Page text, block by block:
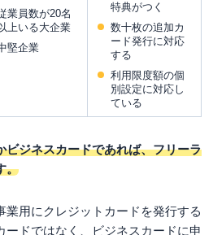
んぶり勘定になるのを防げる
反の疑いを防げる
になるため資金繰りに役立つ
典が付帯する
業用のクレジットカードを作る
業員数が20名
上いる大企業
堅企業
特典がつく
数十枚の追加カ
ード発行に対応
する
利用限度額の個
別設定に対応し
ている
ビジネスカードであれば、フリーラ
。
業用にクレジットカードを発行する
ードではなく、ビジネスカードに申